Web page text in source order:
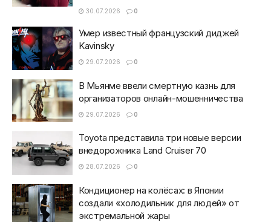
30.07.2026 0
Умер известный французский диджей
Kavinsky
29.07.2026 0
В Мьянме ввели смертную казнь для
организаторов онлайн-мошенничества
29.07.2026 0
Toyota представила три новые версии
внедорожника Land Cruiser 70
28.07.2026 0
Кондиционер на колёсах: в Японии
создали «холодильник для людей» от
экстремальной жары